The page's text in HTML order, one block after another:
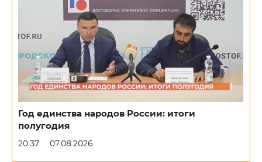
Год единства народов России: итоги
полугодия
20:37 07.08.2026